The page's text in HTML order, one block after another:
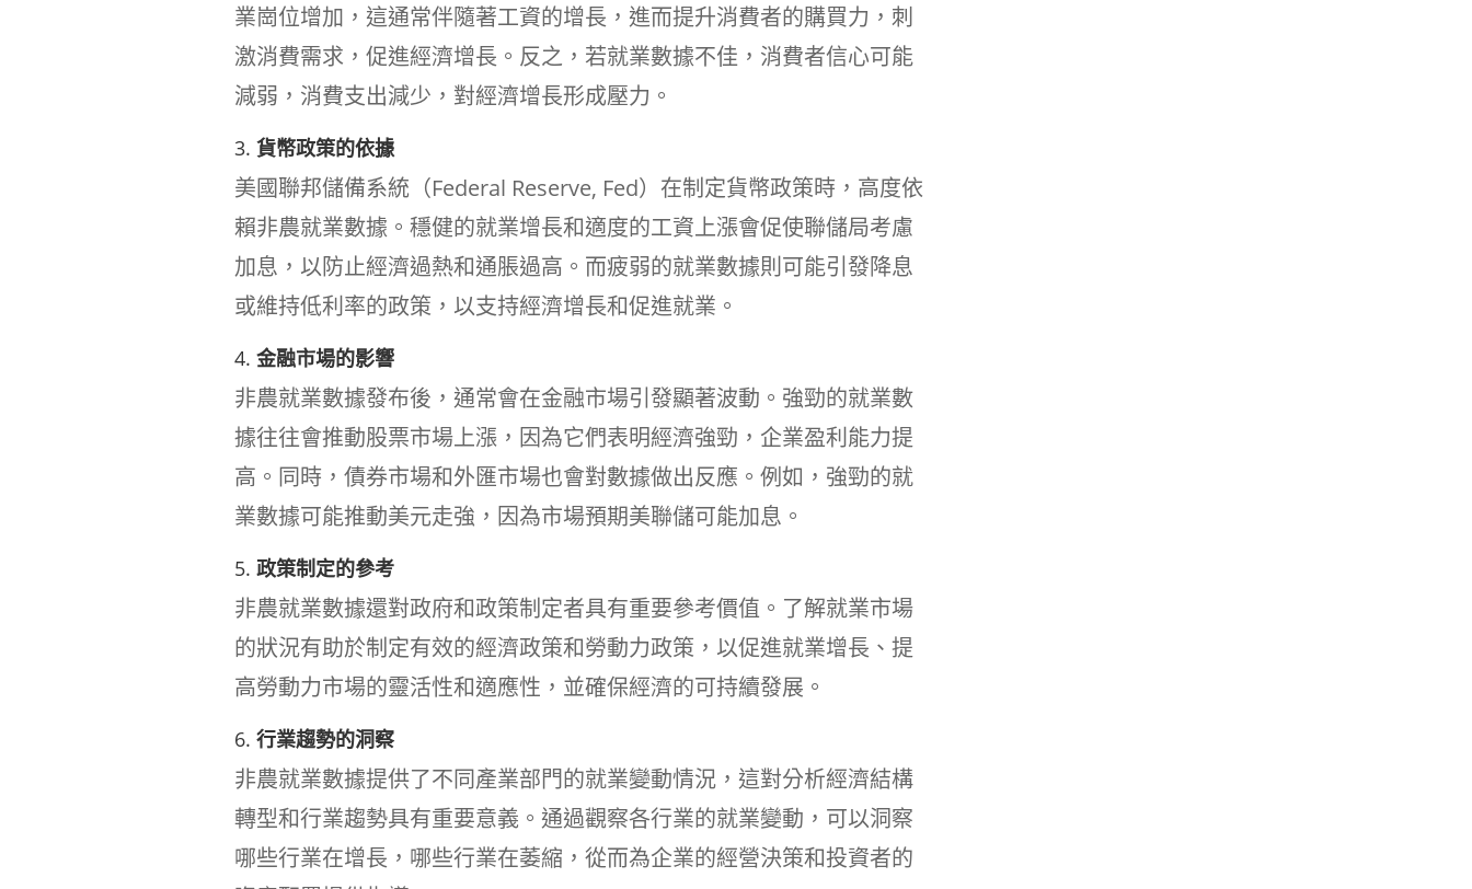
業崗位增加，這通常伴隨著工資的增長，進而提升消費者的購買力，刺
激消費需求，促進經濟增長。反之，若就業數據不佳，消費者信心可能
減弱，消費支出減少，對經濟增長形成壓力。
3. 貨幣政策的依據
美國聯邦儲備系統（Federal Reserve, Fed）在制定貨幣政策時，高度依
賴非農就業數據。穩健的就業增長和適度的工資上漲會促使聯儲局考慮
加息，以防止經濟過熱和通脹過高。而疲弱的就業數據則可能引發降息
或維持低利率的政策，以支持經濟增長和促進就業。
4. 金融市場的影響
非農就業數據發布後，通常會在金融市場引發顯著波動。強勁的就業數
據往往會推動股票市場上漲，因為它們表明經濟強勁，企業盈利能力提
高。同時，債券市場和外匯市場也會對數據做出反應。例如，強勁的就
業數據可能推動美元走強，因為市場預期美聯儲可能加息。
5. 政策制定的參考
非農就業數據還對政府和政策制定者具有重要參考價值。了解就業市場
的狀況有助於制定有效的經濟政策和勞動力政策，以促進就業增長、提
高勞動力市場的靈活性和適應性，並確保經濟的可持續發展。
6. 行業趨勢的洞察
非農就業數據提供了不同產業部門的就業變動情況，這對分析經濟結構
轉型和行業趨勢具有重要意義。通過觀察各行業的就業變動，可以洞察
哪些行業在增長，哪些行業在萎縮，從而為企業的經營決策和投資者的